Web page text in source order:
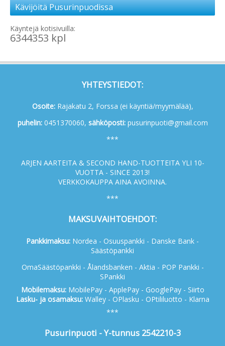
Kävijöitä Pusurinpuodissa
Käyntejä kotisivuilla:
6344353 kpl
YHTEYSTIEDOT:
Osoite:Rajakatu 2, Forssa (ei käyntiä/myymälää),
puhelin:0451370060, sähköposti:pusurinpuoti@gmail.com
***
ARJEN AARTEITA & SECOND HAND-TUOTTEITA YLI 10-
VUOTTA - SINCE 2013!
VERKKOKAUPPA AINA AVOINNA.
***
MAKSUVAIHTOEHDOT:
Pankkimaksu: Nordea - Osuuspankki - Danske Bank -
Säästöpankki
OmaSäästöpankki - Ålandsbanken - Aktia - POP Pankki -
SPankki
Mobilemaksu:MobilePay - ApplePay - GooglePay - Siirto
Lasku- ja osamaksu:Walley - OPlasku - OPtililuotto - Klarna
***
Pusurinpuoti - Y-tunnus 2542210-3